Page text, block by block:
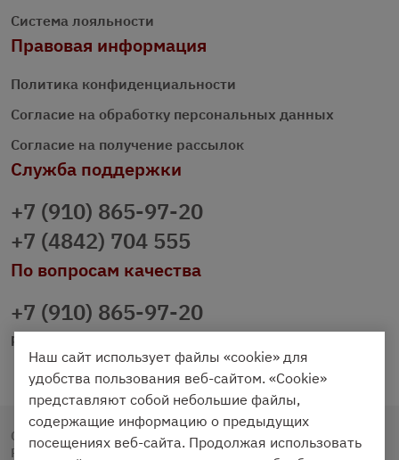
Система лояльности
Правовая информация
Политика конфиденциальности
Согласие на обработку персональных данных
Согласие на получение рассылок
Служба поддержки
+7 (910) 865-97-20
+7 (4842) 704 555
По вопросам качества
+7 (910) 865-97-20
prazdnichniy40@palmi.ru
Copyright © 2020 - 2026. Праздничный Стол.
Разработка и продвижение - Vegas Studio
Наш сайт использует файлы «cookie» для
удобства пользования веб-сайтом. «Cookie»
представляют собой небольшие файлы,
содержащие информацию о предыдущих
посещениях веб-сайта. Продолжая использовать